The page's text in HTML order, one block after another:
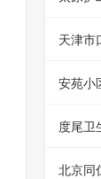
天津市
安苑小
度尾卫
北京同